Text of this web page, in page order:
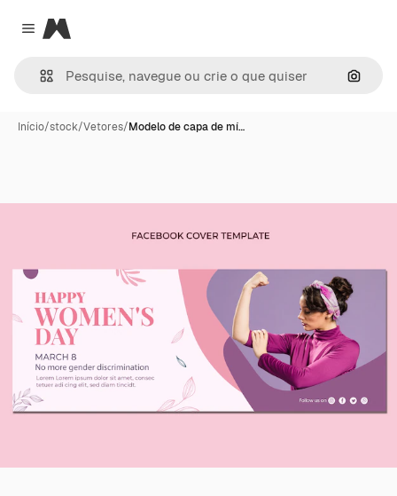
Close menu
Magnific
Início/stock/Vetores/Modelo de capa de mí…